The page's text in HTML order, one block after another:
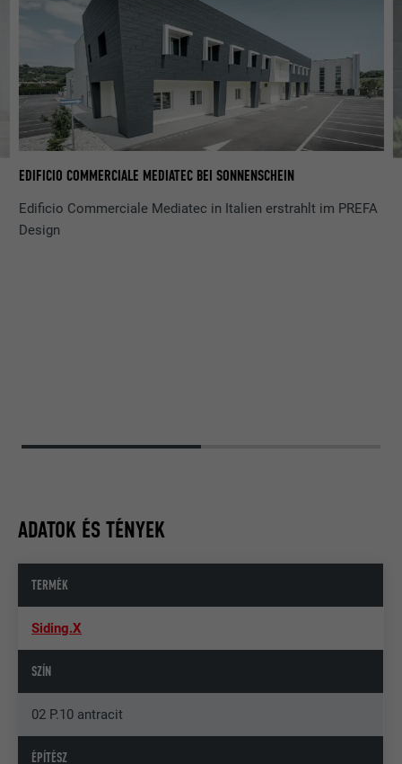
EDIFICIO COMMERCIALE MEDIATEC BEI SONNENSCHEIN
Edificio Commerciale Mediatec in Italien erstrahlt im PREFA
Design
ADATOK ÉS TÉNYEK
TERMÉK
Siding.X
SZÍN
02 P.10 antracit
ÉPÍTÉSZ